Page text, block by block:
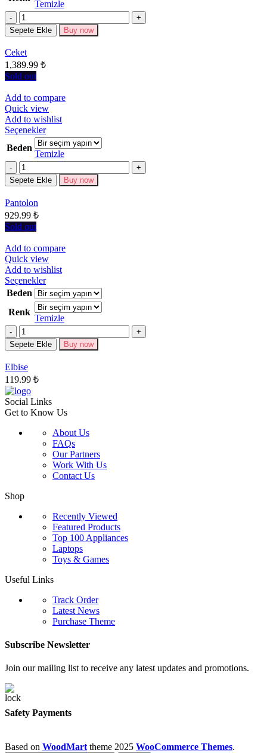
varyasyonu
Seçenekler
seçilebilir
Temizle
Miktar
Sepete Ekle Buy now
Ceket
1,389.99 ₺
Sold out
Add to compare
Quick view
Add to wishlist
SeçeneklerBu
ürünün
birden
fazla
varyasyonu
var.
Beden
Temizle
Miktar
Sepete Ekle Buy now
Pantolon
929.99 ₺
Sold out
Add to compare
Quick view
Add to wishlist
SeçeneklerBu
ürünün
birden
fazla
varyasyonu
Seçenekler
Beden
Renk
Temizle
Miktar
Sepete Ekle Buy now
Elbise
119.99 ₺
Social Links
Get to Know Us
About Us
FAQs
Our Partners
Work With Us
Contact Us
Shop
Recently Viewed
Featured Products
Top 100 Appliances
Laptops
Toys & Games
Useful Links
Track Order
Latest News
Purchase Theme
Subscribe Newsletter
Join our mailing list to receive any latest updates and promotions.
Safety Payments
Based on WoodMart theme 2025 WooCommerce Themes.